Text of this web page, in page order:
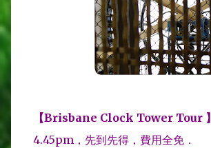
【Brisbane Clock Tower Tour 】
4.45pm，先到先得，費用全免．